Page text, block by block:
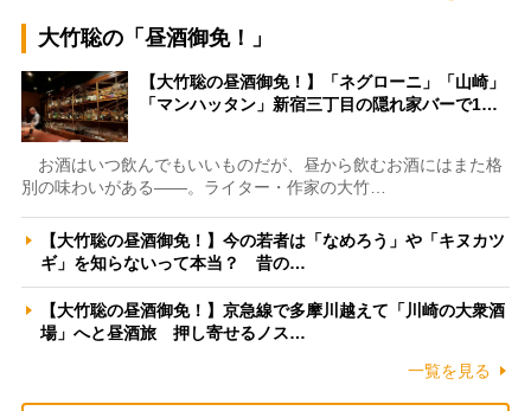
大竹聡の「昼酒御免！」
【大竹聡の昼酒御免！】「ネグローニ」「山崎」
「マンハッタン」新宿三丁目の隠れ家バーで1…
お酒はいつ飲んでもいいものだが、昼から飲むお酒にはまた格
別の味わいがある――。ライター・作家の大竹…
【大竹聡の昼酒御免！】今の若者は「なめろう」や「キヌカツ
ギ」を知らないって本当？ 昔の…
【大竹聡の昼酒御免！】京急線で多摩川越えて「川崎の大衆酒
場」へと昼酒旅 押し寄せるノス…
一覧を見る